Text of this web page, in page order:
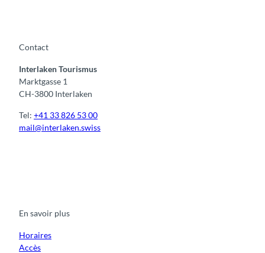
Contact
Interlaken Tourismus
Marktgasse 1
CH-3800 Interlaken
Tel: +41 33 826 53 00
mail@interlaken.swiss
o
e
r
En savoir plus
Horaires
Accès